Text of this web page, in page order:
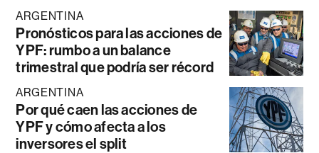
ARGENTINA
Pronósticos para las acciones de
YPF: rumbo a un balance
trimestral que podría ser récord
ARGENTINA
Por qué caen las acciones de
YPF y cómo afecta a los
inversores el split